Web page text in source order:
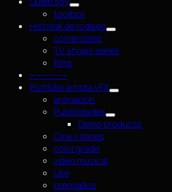
toolbox
Historial de rodajes
comerciales
TV shows series
films
—————–
Portfolio artista VFX
animación
Publicidades
Demo producto
Cine y series
color grade
video musical
Like
premiados